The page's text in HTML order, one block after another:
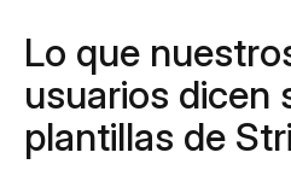
Lo que
usuarios dicen
plantillas de